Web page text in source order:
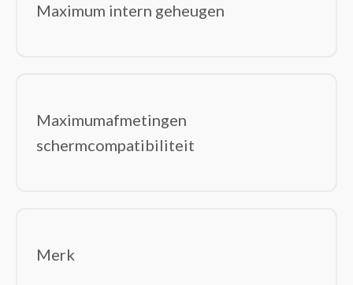
Maximum intern geheugen
Maximumafmetingen
schermcompatibiliteit
Merk